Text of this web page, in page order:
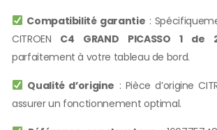
Compatibilité garantie :
CITROEN C4 GRAND PICASSO 1 de
parfaitement à votre tableau de bord.
Qualité d’origine : Pièce d’origine
assurer un fonctionnement optimal.